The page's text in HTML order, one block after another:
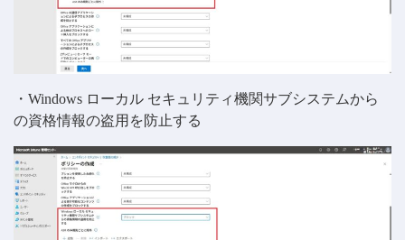
・Windows ローカル セキュリティ機関サブシステムから
の資格情報の盗用を防止する